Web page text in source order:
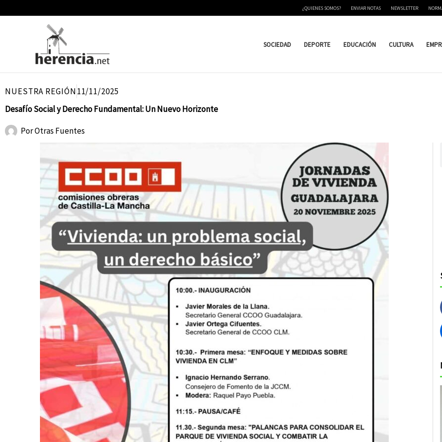
¿QUIENES SOMOS? ENVIAR NOTAS NEWSLETTER
SOCIEDAD DEPORTE EDUCACIÓN CULTURA
NUESTRA REGIÓN11/11/2025
Desafío Social y Derecho Fundamental: Un Nuevo Horizonte
PorOtras Fuentes